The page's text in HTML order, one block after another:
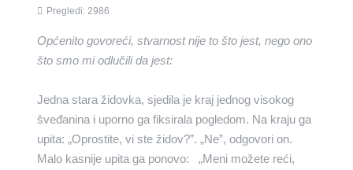
Pregledi: 2986
Općenito govoreći, stvarnost nije to što jest, nego ono
što smo mi odlučili da jest:
Jedna stara židovka, sjedila je kraj jednog visokog
šveđanina i uporno ga fiksirala pogledom. Na kraju ga
upita: „Oprostite, vi ste židov?”. „Ne”, odgovori on.
Malo kasnije upita ga ponovo: „Meni možete reći,